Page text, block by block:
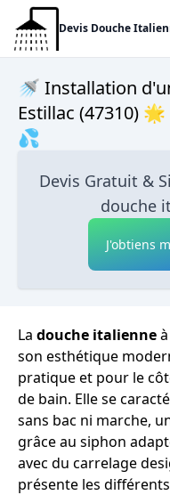
Devis Douche
🚿 Installation
Estillac (47310)
💦
Devis Gratuit &
douche
J'obtiens
La douche italienne
son esthétique
pratique et pour le
de bain. Elle se
sans bac ni marche,
grâce au siphon
avec du carrelage
présente les